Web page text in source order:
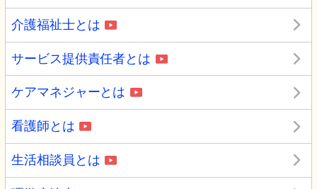
介護福祉士とは
サービス提供責任者とは
ケアマネジャーとは
看護師とは
生活相談員とは